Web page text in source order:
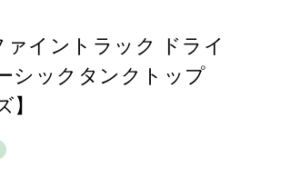
イントラック ドライ
シックタンクトップ
】